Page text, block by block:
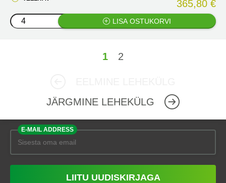
365,80 €
LISA OSTUKORVI
1 2
JÄRGMINE LEHEKÜLG
E-MAIL ADDRESS
LIITU UUDISKIRJAGA